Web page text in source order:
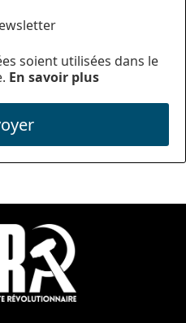
soient utilisées dans le
En savoir plus